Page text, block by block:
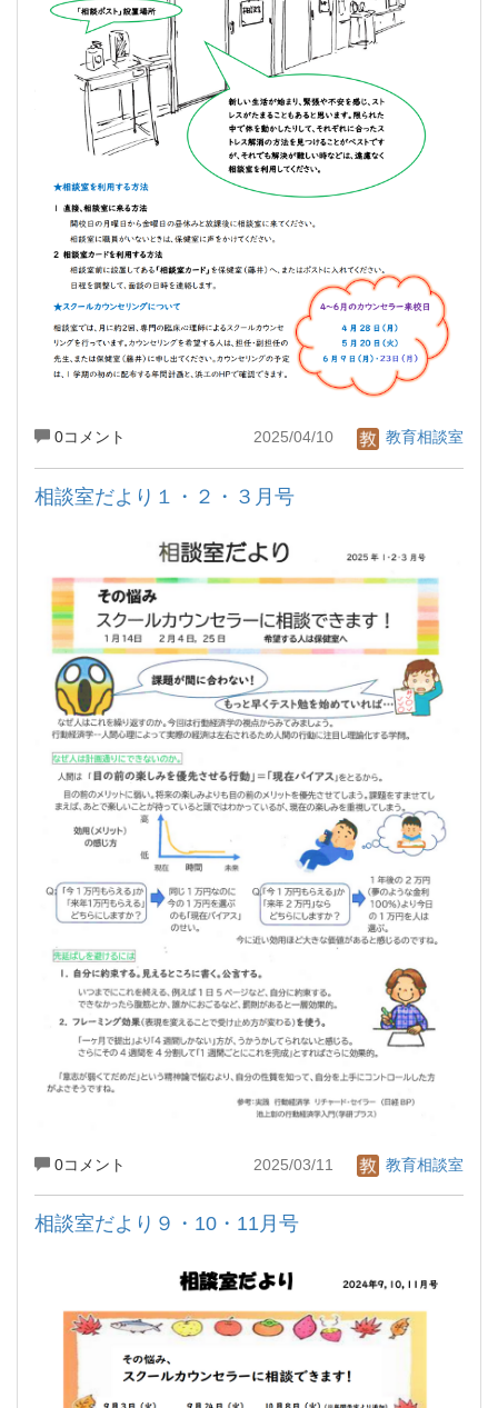
0コメント 2025/04/10 教育相談室
相談室だより１・２・３月号
0コメント 2025/03/11 教育相談室
相談室だより９・10・11月号